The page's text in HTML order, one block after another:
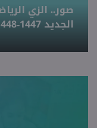
صور.. الزي
الجديد 1447-1448